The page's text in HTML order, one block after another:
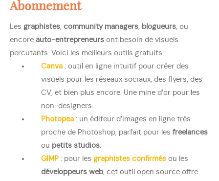
Abonnement
Les graphistes, community managers, blogueurs, ou
encore auto-entrepreneurs ont besoin de visuels
percutants. Voici les meilleurs outils gratuits :
Canva : outil en ligne intuitif pour créer des
visuels pour les réseaux sociaux, des flyers, des
CV, et bien plus encore. Une mine d’or pour les
non-designers.
Photopea : un éditeur d’images en ligne très
proche de Photoshop, parfait pour les freelances
ou petits studios.
GIMP : pour les graphistes confirmés ou les
développeurs web, cet outil open source offre